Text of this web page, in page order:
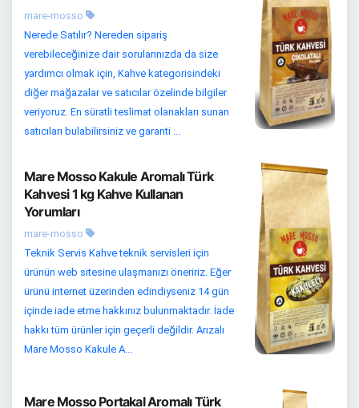
mare-mosso
Nerede Satılır? Nereden sipariş
verebileceğinize dair sorularınızda da size
yardımcı olmak için, Kahve kategorisindeki
diğer mağazalar ve satıcılar özelinde bilgiler
veriyoruz. En süratli teslimat olanakları sunan
satıcıları bulabilirsiniz ve garanti ...
Mare Mosso Kakule Aromalı Türk
Kahvesi 1 kg Kahve Kullanan
Yorumları
mare-mosso
Teknik Servis Kahve teknik servisleri için
ürünün web sitesine ulaşmanızı öneririz. Eğer
ürünü internet üzerinden edindiyseniz 14 gün
içinde iade etme hakkınız bulunmaktadır. İade
hakkı tüm ürünler için geçerli değildir. Arızalı
Mare Mosso Kakule A...
Mare Mosso Portakal Aromalı Türk